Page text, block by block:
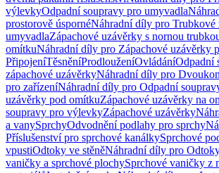
výlevkyOdpadní soupravy pro umyvadla
prostorově úspornéNáhradní díly pro Trubkové
umyvadlaZápachové uzávěrky s nornou
omítkuNáhradní díly pro Zápachové uzávěrky
PřipojeníTěsněníProdlouženíOvládáníOdpadní
zápachové uzávěrkyNáhradní díly pro
pro zařízeníNáhradní díly pro Odpadní
uzávěrky pod omítkuZápachové uzávěrky na
soupravy pro výlevkyZápachové uzávěrky
a vanySprchyOdvodnění podlahy pro sprchy
Příslušenství pro sprchové kanálkySprchové
vpustiOdtoky ve stěněNáhradní díly pro
vaničky a sprchové plochySprchové vaničky z